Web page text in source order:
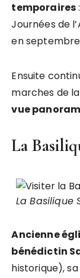
temporaires
Journées de
en
Ensuite
marches de
vue
La
La Basilique
Ancienne
bénédictin
historique),